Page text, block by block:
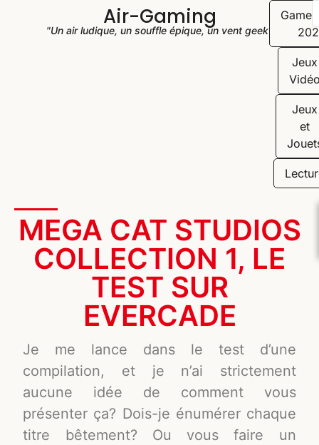
Air-Gaming
"Un air ludique, un souffle épique, un vent geek"
Jeux
Jeux
et
MEGA CAT STUDIOS
COLLECTION 1, LE
TEST SUR
EVERCADE
Je me lance dans le test d’une
compilation, et je n’ai strictement
aucune idée de comment vous
présenter ça? Dois-je énumérer chaque
titre bêtement? Ou vous faire un